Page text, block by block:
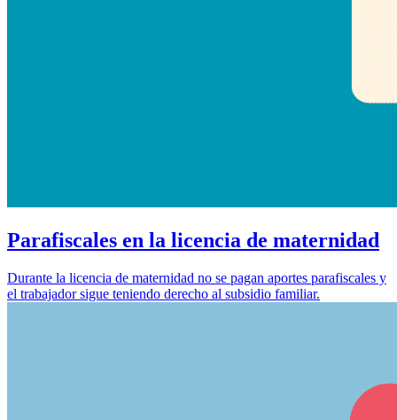
Parafiscales en la licencia de maternidad
Durante la licencia de maternidad no se pagan aportes parafiscales y
el trabajador sigue teniendo derecho al subsidio familiar.